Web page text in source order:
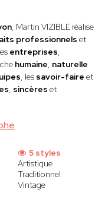
, Martin VIZIBLE réalise
professionnels et
entreprises,
humaine, naturelle
, les savoir-faire et
, sincères et
5 styles
Artistique
Traditionnel
Vintage